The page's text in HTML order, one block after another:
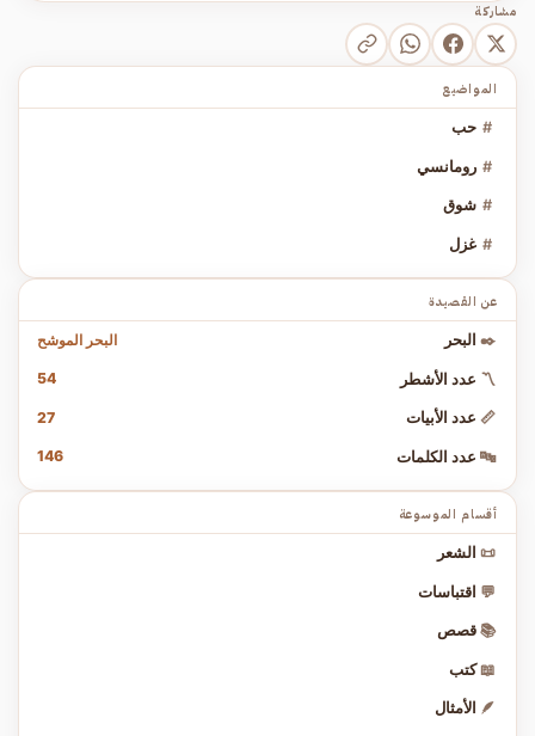
مشاركة
المواضيع
# حب
# رومانسي
# شوق
# غزل
عن القصيدة
✒️ البحر البحر الموشح
〽️ عدد الأشطر 54
📏 عدد الأبيات 27
🔤 عدد الكلمات 146
أقسام الموسوعة
📜 الشعر
💬 اقتباسات
📚 قصص
📖 كتب
🪶 الأمثال